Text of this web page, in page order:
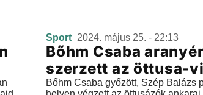
Sport 2024. május 25. - 22:13
Bőhm Csaba
szerzett az öttusa-
Bőhm Csaba győzött, Szép Balázs